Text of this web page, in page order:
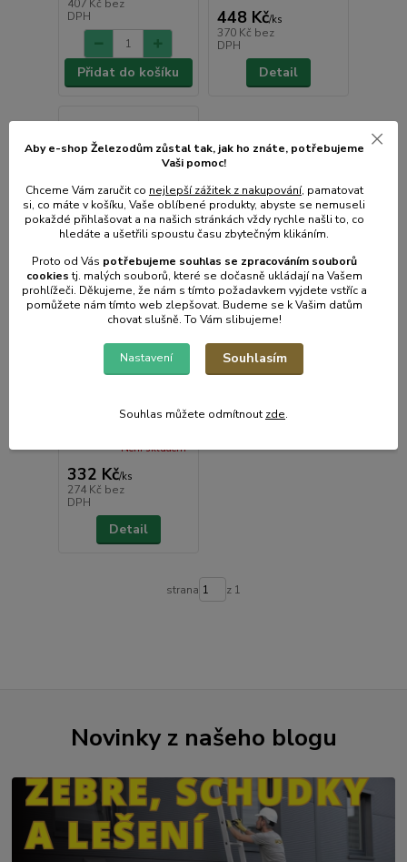
407 Kč bez
DPH
Přidat do košíku
448 Kč/ks
370 Kč bez
DPH
Detail
kartuši se závitem,
332 Kč/ks
274 Kč bez
DPH
Není skladem
Detail
strana z 1
Novinky z našeho blogu
Aby e-shop Železodům zůstal tak, jak ho znáte, potřebujeme
Vaši pomoc!
Chceme Vám zaručit co nejlepší zážitek z nakupování, pamatovat
si, co máte v košíku, Vaše oblíbené produkty, abyste se nemuseli
pokaždé přihlašovat a na našich stránkách vždy rychle našli to, co
hledáte a ušetřili spoustu času zbytečným klikáním.
Proto od Vás potřebujeme souhlas se zpracováním souborů
cookiestj. malých souborů, které se dočasně ukládají na Vašem
prohlížeči. Děkujeme, že nám s tímto požadavkem vyjdete vstříc a
pomůžete nám tímto web zlepšovat. Budeme se k Vašim datům
chovat slušně. To Vám slibujeme!
Nastavení Souhlasím
Souhlas můžete odmítnout zde.